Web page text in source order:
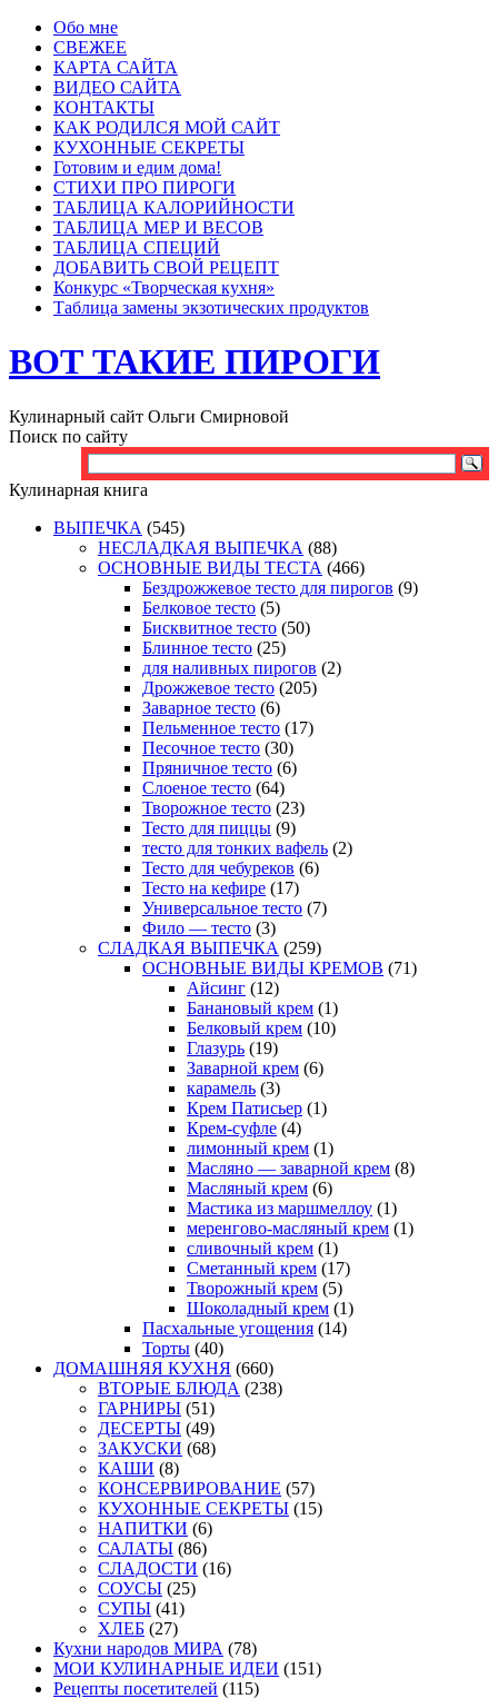
Обо мне
СВЕЖЕЕ
КАРТА САЙТА
ВИДЕО САЙТА
КОНТАКТЫ
КАК РОДИЛСЯ МОЙ САЙТ
КУХОННЫЕ СЕКРЕТЫ
Готовим и едим дома!
СТИХИ ПРО ПИРОГИ
ТАБЛИЦА КАЛОРИЙНОСТИ
ТАБЛИЦА МЕР И ВЕСОВ
ТАБЛИЦА СПЕЦИЙ
ДОБАВИТЬ СВОЙ РЕЦЕПТ
Конкурс «Творческая кухня»
Таблица замены экзотических продуктов
ВОТ ТАКИЕ ПИРОГИ
Кулинарный сайт Ольги Смирновой
Поиск по сайту
Кулинарная книга
ВЫПЕЧКА (545)
НЕСЛАДКАЯ ВЫПЕЧКА (88)
ОСНОВНЫЕ ВИДЫ ТЕСТА (466)
Бездрожжевое тесто для пирогов (9)
Белковое тесто (5)
Бисквитное тесто (50)
Блинное тесто (25)
для наливных пирогов (2)
Дрожжевое тесто (205)
Заварное тесто (6)
Пельменное тесто (17)
Песочное тесто (30)
Пряничное тесто (6)
Слоеное тесто (64)
Творожное тесто (23)
Тесто для пиццы (9)
тесто для тонких вафель (2)
Тесто для чебуреков (6)
Тесто на кефире (17)
Универсальное тесто (7)
Фило — тесто (3)
СЛАДКАЯ ВЫПЕЧКА (259)
ОСНОВНЫЕ ВИДЫ КРЕМОВ (71)
Айсинг (12)
Банановый крем (1)
Белковый крем (10)
Глазурь (19)
Заварной крем (6)
карамель (3)
Крем Патисьер (1)
Крем-суфле (4)
лимонный крем (1)
Масляно — заварной крем (8)
Масляный крем (6)
Мастика из маршмеллоу (1)
меренгово-масляный крем (1)
сливочный крем (1)
Сметанный крем (17)
Творожный крем (5)
Шоколадный крем (1)
Пасхальные угощения (14)
Торты (40)
ДОМАШНЯЯ КУХНЯ (660)
ВТОРЫЕ БЛЮДА (238)
ГАРНИРЫ (51)
ДЕСЕРТЫ (49)
ЗАКУСКИ (68)
КАШИ (8)
КОНСЕРВИРОВАНИЕ (57)
КУХОННЫЕ СЕКРЕТЫ (15)
НАПИТКИ (6)
САЛАТЫ (86)
СЛАДОСТИ (16)
СОУСЫ (25)
СУПЫ (41)
ХЛЕБ (27)
Кухни народов МИРА (78)
МОИ КУЛИНАРНЫЕ ИДЕИ (151)
Рецепты посетителей (115)